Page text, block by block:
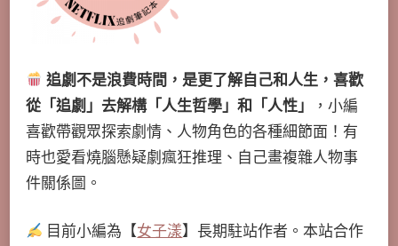
追劇不是浪費時間，是更了解自己和人生，喜歡
從「追劇」去解構「人生哲學」和「人性」
，小編
喜歡帶觀眾探索劇情、人物角色的各種細節面！有
時也愛看燒腦懸疑劇瘋狂推理、自己畫複雜人物事
件關係圖。
目前小編為【女子漾】長期駐站作者。本站合作